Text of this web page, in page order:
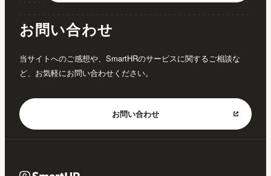
お問い合わせ
当サイトへのご感想や、SmartHRのサービスに関するご相談な
ど、お気軽にお問い合わせください。
お問い合わせ